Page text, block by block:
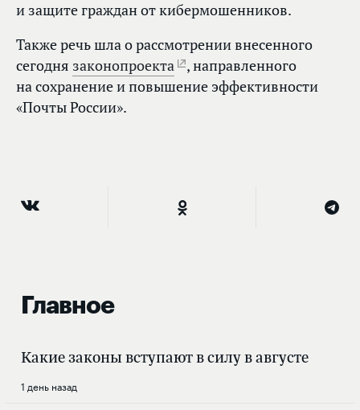
и защите граждан от кибермошенников.
Также речь шла о рассмотрении внесенного
сегодня законопроекта
, направленного
на сохранение и повышение эффективности
«Почты России».
Главное
Какие законы вступают в силу в августе
1 день назад